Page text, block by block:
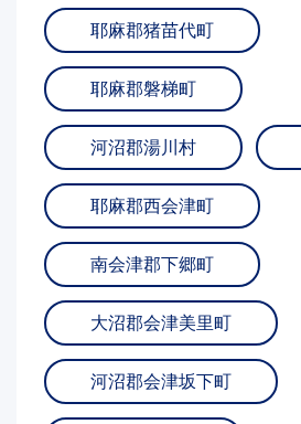
耶麻郡猪苗代町
耶麻郡磐梯町
河沼郡湯川村
耶麻郡西会津町
南会津郡下郷町
大沼郡会津美里町
河沼郡会津坂下町